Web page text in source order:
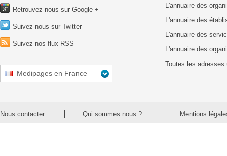
Retrouvez-nous sur Google +
Suivez-nous sur Twitter
Suivez nos flux RSS
Medipages en France
L'annuaire des
L'annuaire des
L'annuaire des
L'annuaire des
Toutes les adresses
Nous contacter Qui sommes nous ? Mentions